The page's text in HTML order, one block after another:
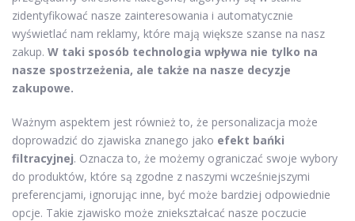
zidentyfikować nasze zainteresowania i automatycznie
wyświetlać nam reklamy, które mają większe szanse na nasz
zakup. W taki sposób technologia wpływa nie tylko na
nasze spostrzeżenia, ale także na nasze decyzje
zakupowe.
Ważnym aspektem jest również to, że personalizacja może
doprowadzić do zjawiska znanego jako efekt bańki
filtracyjnej. Oznacza to, że możemy ograniczać swoje wybory
do produktów, które są zgodne z naszymi wcześniejszymi
preferencjami, ignorując inne, być może bardziej odpowiednie
opcje. Takie zjawisko może zniekształcać nasze poczucie